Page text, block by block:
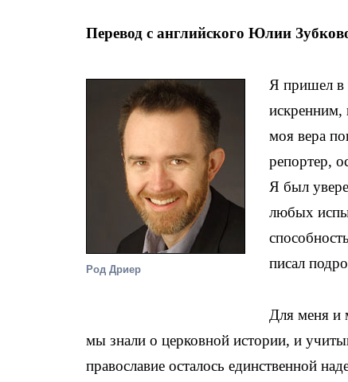
Перевод с английского Юлии
Род Дриер
Я пришел в
моя вера
репортер,
Я был
любых
писал
Для меня и
мы знали о церковной истории, и
православие осталось единственной